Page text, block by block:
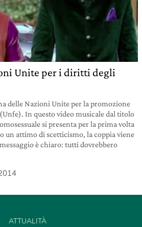
Unite per i diritti degli
delle Nazioni Unite per la promozione
In questo video musicale dal titolo
si presenta per la prima volta
un attimo di scetticismo, la coppia viene
è chiaro: tutti dovrebbero
ATTUALITÀ